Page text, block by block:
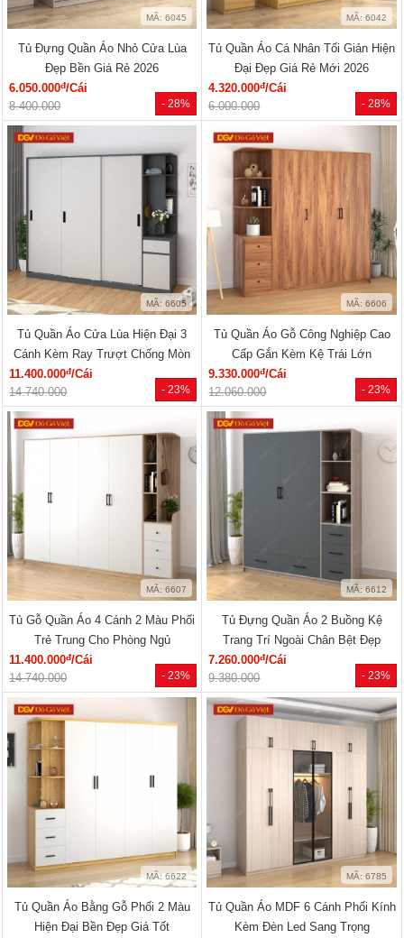
- 28%
MÃ: 6045
Tủ Đựng Quần Áo Nhỏ Cửa Lùa
Đẹp Bền Giá Rẻ 2026
6.050.000đ/Cái
8.400.000
- 28%
MÃ: 6042
Tủ Quần Áo Cá Nhân Tối Giản Hiện
Đại Đẹp Giá Rẻ Mới 2026
4.320.000đ/Cái
6.000.000
- 23%
MÃ: 6605
Tủ Quần Áo Cửa Lùa Hiện Đại 3
Cánh Kèm Ray Trượt Chống Mòn
11.400.000đ/Cái
14.740.000
- 23%
MÃ: 6606
Tủ Quần Áo Gỗ Công Nghiệp Cao
Cấp Gắn Kèm Kệ Trái Lớn
9.330.000đ/Cái
12.060.000
- 23%
MÃ: 6607
Tủ Gỗ Quần Áo 4 Cánh 2 Màu Phối
Trẻ Trung Cho Phòng Ngủ
11.400.000đ/Cái
14.740.000
- 23%
MÃ: 6612
Tủ Đựng Quần Áo 2 Buồng Kệ
Trang Trí Ngoài Chân Bệt Đẹp
7.260.000đ/Cái
9.380.000
MÃ: 6622
Tủ Quần Áo Bằng Gỗ Phối 2 Màu
Hiện Đại Bền Đẹp Giá Tốt
MÃ: 6785
Tủ Quần Áo MDF 6 Cánh Phối Kính
Kèm Đèn Led Sang Trọng